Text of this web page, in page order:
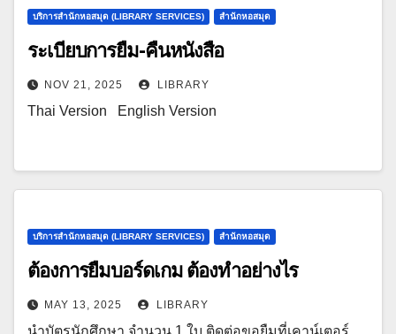
บริการสำนักหอสมุด (LIBRARY SERVICES) สำนักหอสมุด
ระเบียบการยืม-คืนหนังสือ
NOV 21, 2025 LIBRARY
Thai Version English Version
บริการสำนักหอสมุด (LIBRARY SERVICES) สำนักหอสมุด
ต้องการยืมบอร์ดเกม ต้องทำอย่างไร
MAY 13, 2025 LIBRARY
นำบัตรนักศึกษา จำนวน 1 ใบ ติดต่อขอยืมที่เคาน์เตอร์